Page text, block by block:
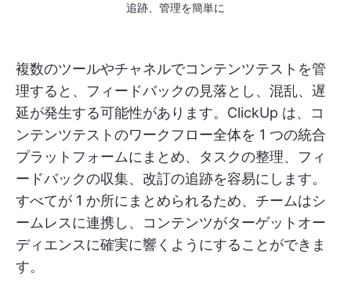
追跡、管理を簡単に
複数のツールやチャネルでコンテンツテストを管
理すると、フィードバックの見落とし、混乱、遅
延が発生する可能性があります。ClickUp は、コ
ンテンツテストのワークフロー全体を 1 つの統合
プラットフォームにまとめ、タスクの整理、フィ
ードバックの収集、改訂の追跡を容易にします。
すべてが 1 か所にまとめられるため、チームはシ
ームレスに連携し、コンテンツがターゲットオー
ディエンスに確実に響くようにすることができま
す。